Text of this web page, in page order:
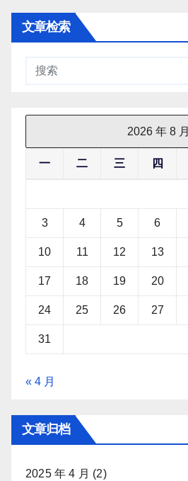
文章检索
2026 年 8 月
一 二 三 四
3 4 5 6
10 11 12 13
17 18 19 20
24 25 26 27
31
« 4 月
文章归档
2025 年 4 月 (2)